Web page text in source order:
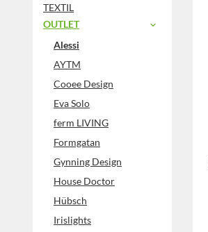
TEXTIL
OUTLET
Alessi
AYTM
Cooee Design
Eva Solo
ferm LIVING
Formgatan
Gynning Design
House Doctor
Hübsch
Irislights